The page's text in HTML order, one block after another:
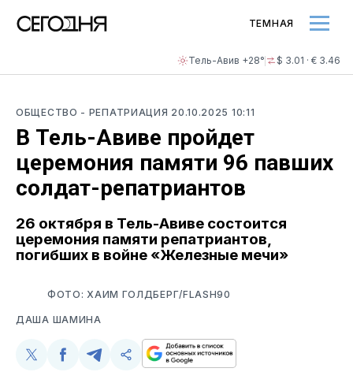
Тель-Авив +28° $ 3.01 · € 3.46
ТЕМНАЯ
ОБЩЕСТВО - РЕПАТРИАЦИЯ 20.10.2025 10:11
В Тель-Авиве пройдет
церемония памяти 96 павших
солдат-репатриантов
26 октября в Тель-Авиве состоится
церемония памяти репатриантов,
погибших в войне «Железные мечи»
ФОТО: ХАИМ ГОЛДБЕРГ/FLASH90
ДАША ШАМИНА
Поделиться
Поделиться
Поделиться
Скопируйте